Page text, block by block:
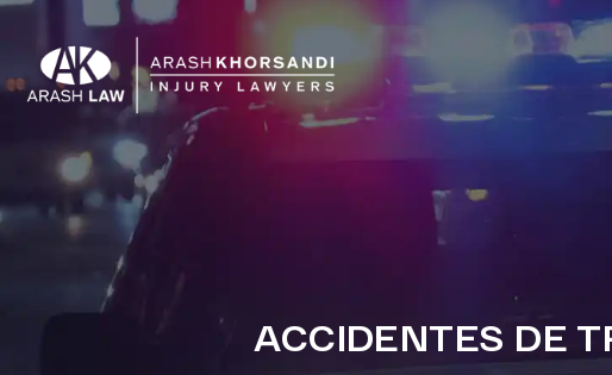
ACCIDENTES DE